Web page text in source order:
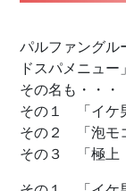
パルファングル
ドスパメニュー
その名も・・・
その１ 「イケ
その２ 「泡モ
その３ 「極上